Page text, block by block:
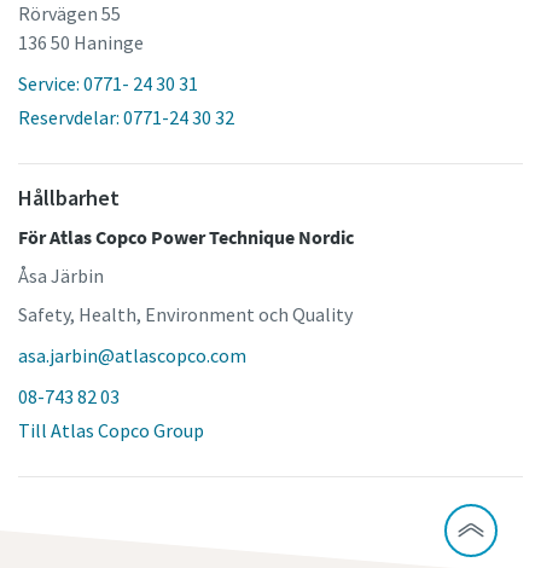
Rörvägen 55
136 50 Haninge
Service: 0771- 24 30 31
Reservdelar: 0771-24 30 32
Hållbarhet
För Atlas Copco Power Technique Nordic
Åsa Järbin
Safety, Health, Environment och Quality
asa.jarbin@atlascopco.com
08-743 82 03
Till Atlas Copco Group